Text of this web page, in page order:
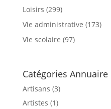
Loisirs (299)
Vie administrative (173)
Vie scolaire (97)
Catégories Annuaire
Artisans (3)
Artistes (1)